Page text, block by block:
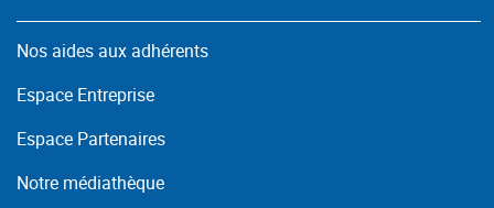
Nos aides aux adhérents
Espace Entreprise
Espace Partenaires
Notre médiathèque